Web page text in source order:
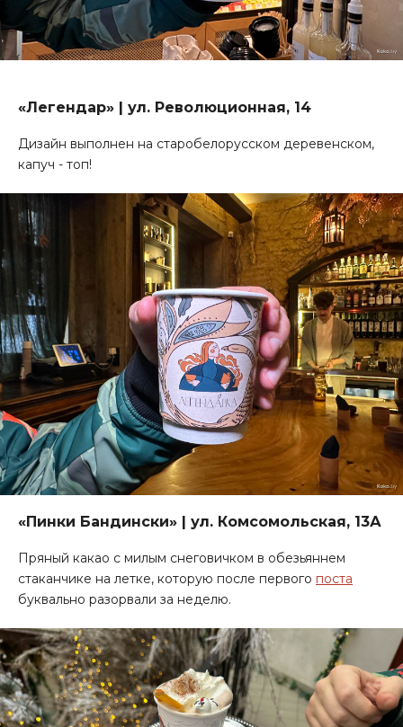
«Легендар» | ул. Революционная, 14
Дизайн выполнен на старобелорусском деревенском,
капуч - топ!
«Пинки Бандински» | ул. Комсомольская, 13А
Пряный какао с милым снеговичком в обезьяннем
стаканчике на летке, которую после первого поста
буквально разорвали за неделю.